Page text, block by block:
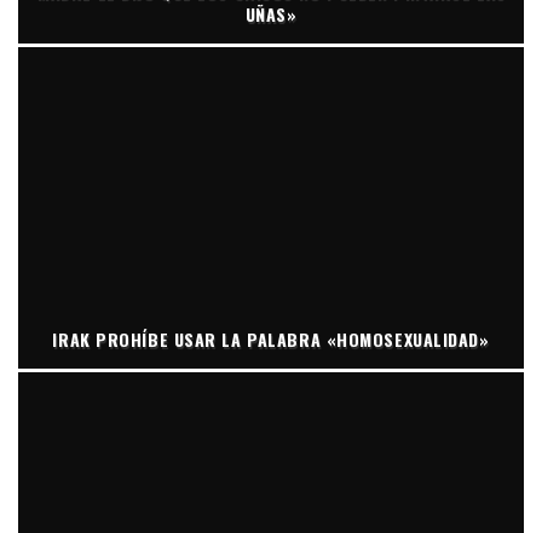
UÑAS»
IRAK PROHÍBE USAR LA PALABRA «HOMOSEXUALIDAD»